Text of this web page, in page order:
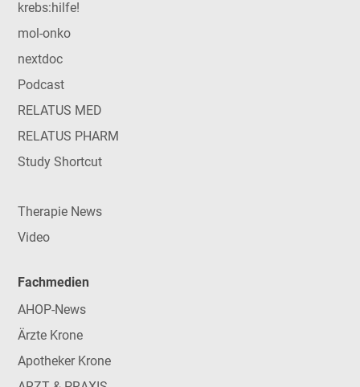
krebs:hilfe!
mol-onko
nextdoc
Podcast
RELATUS MED
RELATUS PHARM
Study Shortcut
Therapie News
Video
Fachmedien
AHOP-News
Ärzte Krone
Apotheker Krone